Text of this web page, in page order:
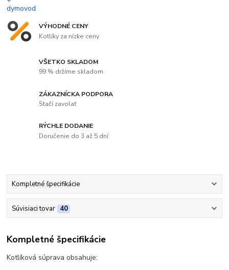
VÝHODNÉ CENY
Kotlíky za nízke ceny
VŠETKO SKLADOM
99 % držíme skladom
ZÁKAZNÍCKA PODPORA
Stačí zavolať
RÝCHLE DODANIE
Doručenie do 3 až 5 dní
Kompletné špecifikácie
Súvisiaci tovar 40
Kompletné špecifikácie
Kotlíková súprava obsahuje: